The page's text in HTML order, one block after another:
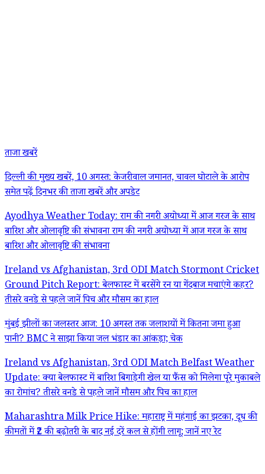
ताजा खबरें
दिल्ली की मुख्य खबरें, 10 अगस्त: केजरीवाल जमानत, चावल घोटाले के आरोप
समेत पढ़ें दिनभर की ताजा खबरें और अपडेट
Ayodhya Weather Today: राम की नगरी अयोध्या में आज गरज के साथ
बारिश और ओलावृष्टि की संभावना राम की नगरी अयोध्या में आज गरज के साथ
बारिश और ओलावृष्टि की संभावना
Ireland vs Afghanistan, 3rd ODI Match Stormont Cricket
Ground Pitch Report: बेलफास्ट में बरसेंगे रन या गेंदबाज मचाएंगे कहर?
तीसरे वनडे से पहले जानें पिच और मौसम का हाल
मुंबई झीलों का जलस्तर आज: 10 अगस्त तक जलाशयों में कितना जमा हुआ
पानी? BMC ने साझा किया जल भंडार का आंकड़ा; चेक
Ireland vs Afghanistan, 3rd ODI Match Belfast Weather
Update: क्या बेलफास्ट में बारिश बिगाड़ेगी खेल या फैंस को मिलेगा पूरे मुकाबले
का रोमांच? तीसरे वनडे से पहले जानें मौसम और पिच का हाल
Maharashtra Milk Price Hike: महाराष्ट्र में महंगाई का झटका, दूध की
कीमतों में ₹2 की बढ़ोतरी के बाद नई दरें कल से होंगी लागू; जानें नए रेट